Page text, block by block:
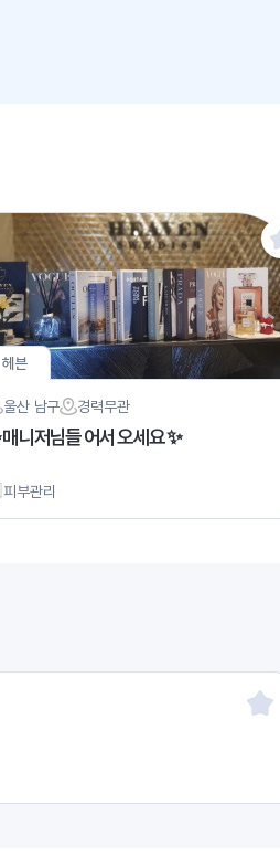
헤븐
울산 남구 경력무관
매니저님들 어서 오세요 ✨
피부관리